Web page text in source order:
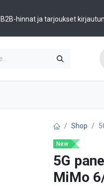
B2B-hinnat ja tarjoukset
Shop
New
5G
MiMo